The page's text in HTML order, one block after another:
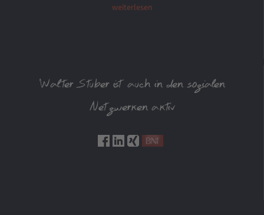
weiterlesen
Walter Stuber ist auch in den sozialen
Netzwerken aktiv